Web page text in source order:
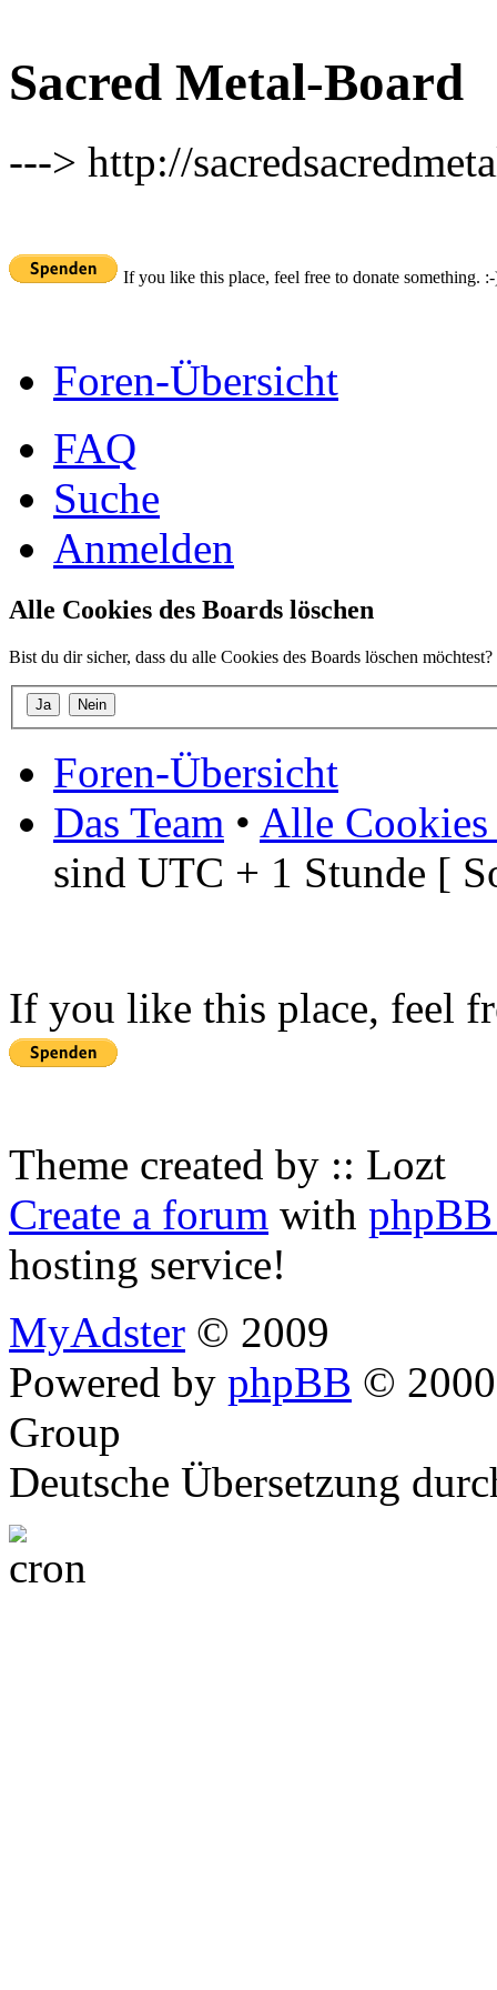
Sacred Metal-Board
---> http://
If you like this place, feel free to donate something.
Foren-Übersicht
FAQ
Suche
Anmelden
Alle Cookies des Boards löschen
Bist du dir sicher, dass du alle Cookies des Boards löschen möchtest?
Foren-Übersicht
Das Team • Alle Cookies
sind UTC + 1 Stunde [
If you like this place, feel
Theme created by :: Lozt
Create a forum with
hosting service!
MyAdster © 2009
Powered by phpBB ©
Group
Deutsche Übersetzung